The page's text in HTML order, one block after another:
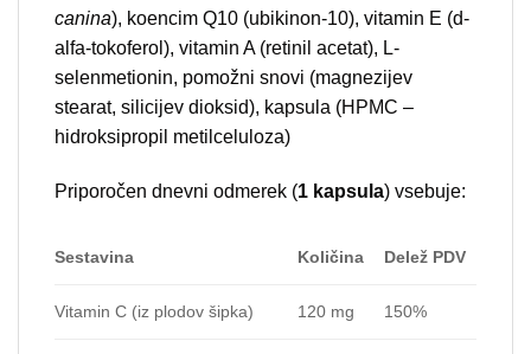
canina), koencim Q10 (ubikinon-10), vitamin E (d-
alfa-tokoferol), vitamin A (retinil acetat), L-
selenmetionin, pomožni snovi (magnezijev
stearat, silicijev dioksid), kapsula (HPMC –
hidroksipropil metilceluloza)
Priporočen dnevni odmerek (1 kapsula) vsebuje:
Sestavina Količina Delež PDV
Vitamin C (iz plodov šipka) 120 mg 150%